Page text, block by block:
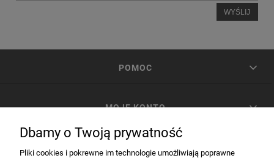
WYŚLIJ
POMOC
MOJE KONTO
Dbamy o Twoją prywatność
Pliki cookies i pokrewne im technologie umożliwiają poprawne